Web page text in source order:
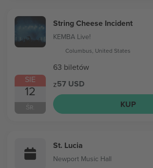
SIE
12
ŚR.
String Cheese Incident
KEMBA Live!
Columbus, United States
63 biletów
z57 USD
KUP
St. Lucia
Newport Music Hall